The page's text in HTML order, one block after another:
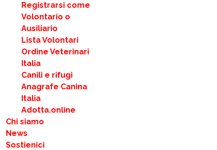
Registrarsi come
Volontario o
Ausiliario
Lista Volontari
Ordine Veterinari
Italia
Canili e rifugi
Anagrafe Canina
Italia
Adotta.online
Chi siamo
News
Sostienici